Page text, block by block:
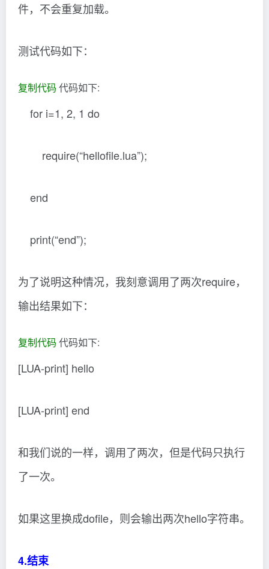
件，不会重复加载。
测试代码如下：
复制代码 代码如下:
for i=1, 2, 1 do
require(“hellofile.lua”);
end
print(“end”);
为了说明这种情况，我刻意调用了两次require，
输出结果如下：
复制代码 代码如下:
[LUA-print] hello
[LUA-print] end
和我们说的一样，调用了两次，但是代码只执行
了一次。
如果这里换成dofile，则会输出两次hello字符串。
4.结束